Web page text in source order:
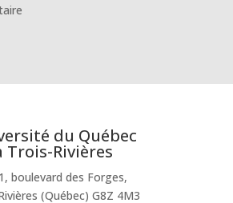
du Québec
Trois-Rivières
boulevard des Forges,
(Québec) G8Z 4M3